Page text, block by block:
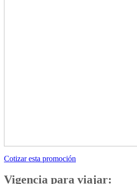
Cotizar esta promoción
Vigencia para viajar: